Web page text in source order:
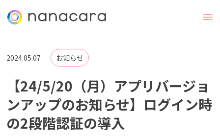
2024.05.07 お知らせ
【24/5/20（月）アプリバージョ
ンアップのお知らせ】ログイン時
の2段階認証の導入